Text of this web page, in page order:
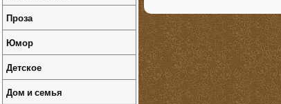
Проза
Юмор
Детское
Дом и семья